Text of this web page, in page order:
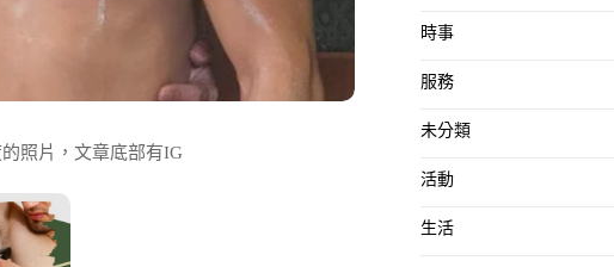
照片，文章底部有IG
時事
服務
未分類
活動
生活